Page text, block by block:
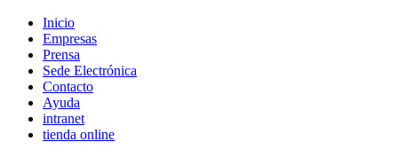
Inicio
Empresas
Prensa
Sede Electrónica
Contacto
Ayuda
intranet
tienda online